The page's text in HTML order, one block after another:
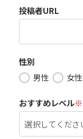
投稿者URL
性別
男性
女性
おすすめレベル※